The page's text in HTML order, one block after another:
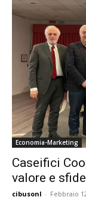
Economia-Marketing
Caseifici
valore e
cibusonl - Febbraio